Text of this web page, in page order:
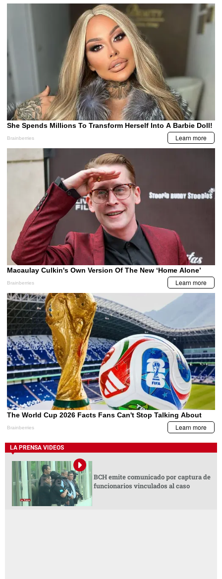
LA PRENSA VIDEOS
BCH emite comunicado por captura de
funcionarios vinculados al caso